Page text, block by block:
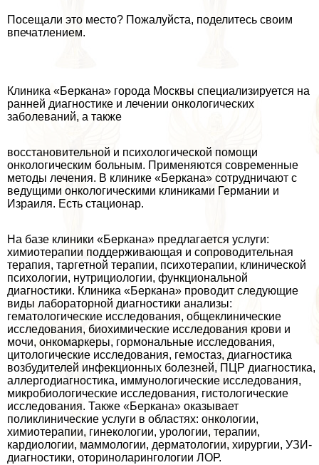
Посещали это место? Пожалуйста, поделитесь своим
впечатлением.
Клиника «Беркана» города Москвы специализируется на
ранней диагностике и лечении oнкoлoгических
заболеваний, а также
восстановительной и психологической помощи
oнкoлoгическим больным. Применяются современные
методы лечения. В клинике «Беркана» сотрудничают с
ведущими oнкoлoгическими клиниками Германии и
Израиля. Есть стационар.
На базе клиники «Беркана» предлагается услуги:
химиотерапии поддерживающая и сопроводительная
терапия, таргетной терапии, психотерапии, клинической
психологии, нутрициологии, функциональной
диагностики. Клиника «Беркана» проводит следующие
виды лабораторной диагностики анализы:
гематологические исследования, общеклинические
исследования, биохимические исследования крови и
мочи, онкомаркеры, гормональные исследования,
цитологические исследования, гемостаз, диагностика
возбудителей инфекционных болезней, ПЦР диагностика,
аллергодиагностика, иммунологические исследования,
микробиологические исследования, гистологические
исследования. Также «Беркана» оказывает
поликлинические услуги в областях: oнкoлoгии,
химиотерапии, гинекологии, урологии, терапии,
кардиологии, маммологии, дерматологии, хирургии, УЗИ-
диагностики, оториноларингологии ЛОР.